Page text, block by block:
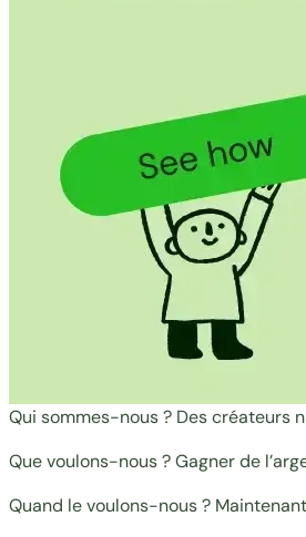
Qui sommes-nous ? Des créateurs
Que voulons-nous ? Gagner de
Quand le voulons-nous ?